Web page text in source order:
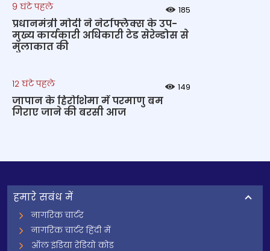
9 घंटे पहले 185
प्रधानमंत्री मोदी ने नेटफ्लिक्स के उप-
मुख्य कार्यकारी अधिकारी टेड सेरेन्डोस से
मुलाकात की
12 घंटे पहले 149
जापान के हिरोशिमा में परमाणु बम
गिराए जाने की बरसी आज
हमारे सबंध में
नागरिक चार्टर
नागरिक चार्टर हिंदी में
ऑल इंडिया रेडियो कोड